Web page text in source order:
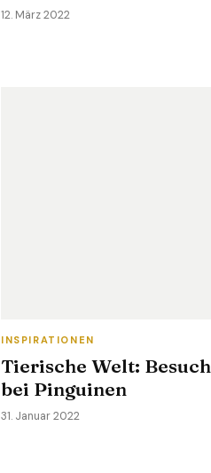
12. März 2022
INSPIRATIONEN
Tierische Welt: Besuch
bei Pinguinen
31. Januar 2022